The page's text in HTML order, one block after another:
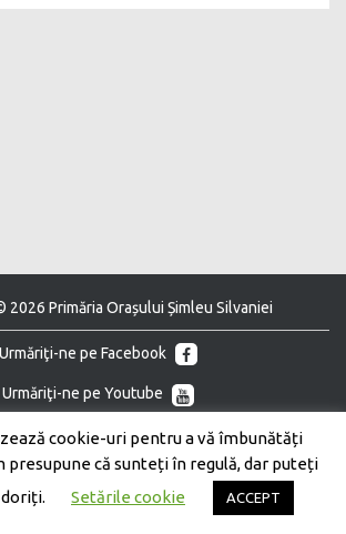
2026 Primăria Orașului Șimleu Silvaniei
Urmăriţi-ne pe Facebook
Urmăriţi-ne pe Youtube
cookie-uri pentru a vă îmbunătăți
presupune că sunteți în regulă, dar puteți
Setările cookie ACCEPT